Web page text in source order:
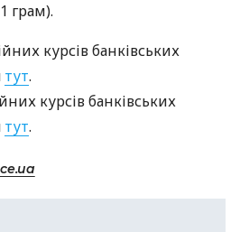
грам).
курсів банківських
тут.
курсів банківських
тут.